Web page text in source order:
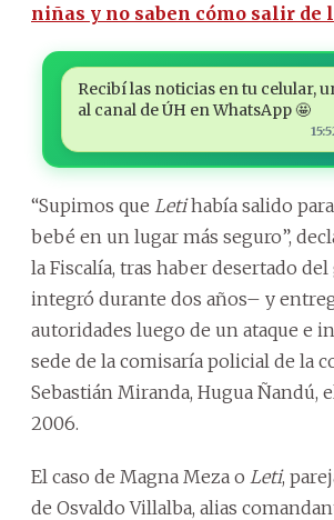
niñas y no saben cómo salir de
Recibí las noticias en tu celular,
al canal de ÚH en WhatsApp 🤩
“Supimos que Letihabía salido
bebé en un lugar más seguro”,
la Fiscalía, tras haber desertado
integró durante dos años– y
autoridades luego de un ataque e
sede de la comisaría policial de la
Sebastián Miranda, Hugua Ñandú,
2006.
El caso de Magna Meza o Leti,
de Osvaldo Villalba, alias